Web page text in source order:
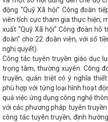
đánh giá tình hình KT - XH năm
kênh thủy lợi của Việt Nam tại
Hà Tĩnh họp cho ý kiến các
xăng dầu phục vụ nhu cầu
Xô Viết Nghệ Tĩnh kéo dài về
tác tháng 4 năm 2025
môi trường Việt Nam giai
Việt Nam và Bộ Công
nghiệp
Bộ đội Biên
2024
Tình hình sản xuất
thứ 13 Ủy ban hợp tác kinh tế,
nghị Kết nối cung - cầu giữa
Hà Tĩnh tăng cường hợp
nghệ, chuyển đổi số
Ứng
động “Quỹ Xã hội” Công đoàn
viên tích cực tham gia thực hiện,
xuất “Quỹ Xã hội” Công đoàn
đoàn” cho 22 đoàn viên, với số
nghị quyết).
Công tác tuyên truyền giáo dục
trọng tâm, thường xuyên. Công
truyền, quán triệt có ý nghĩa
phù hợp với từng loại hình hoạt
quả việc ứng dụng công nghệ
với các phương pháp tuyên
công tác tuyên truyền, định